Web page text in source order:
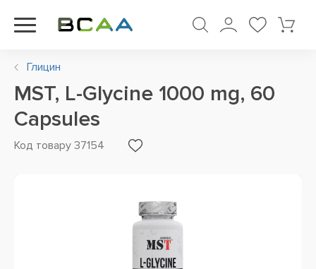
Глицин
MST, L-Glycine 1000 mg, 60
Capsules
Код товару 37154